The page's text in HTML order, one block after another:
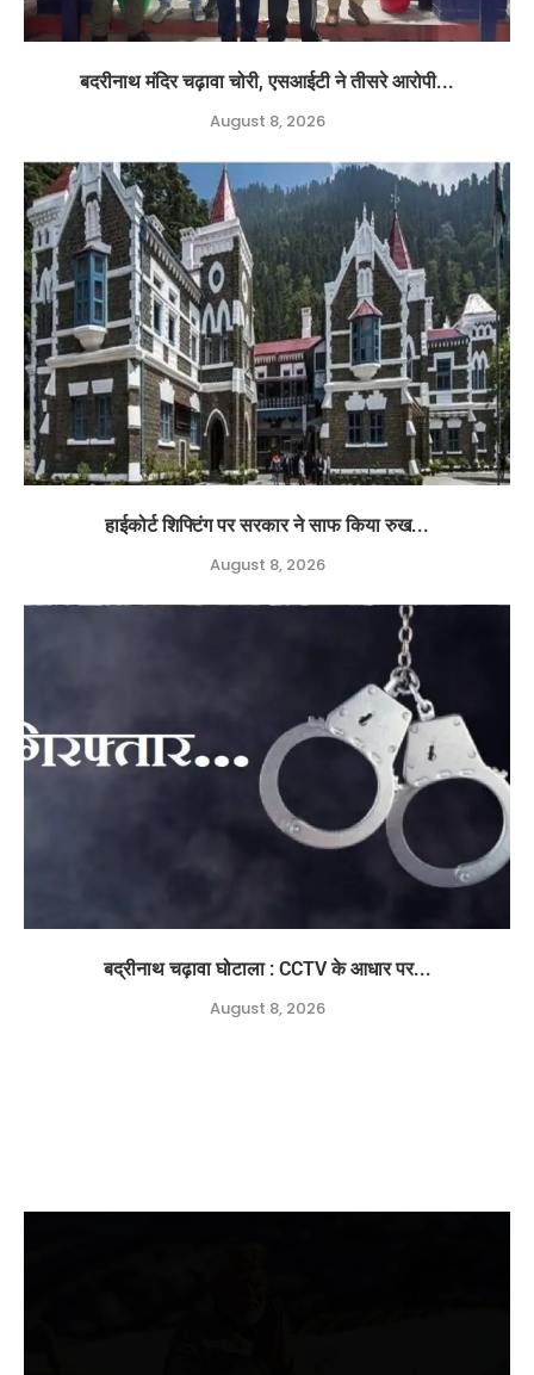
बदरीनाथ मंदिर चढ़ावा चोरी, एसआईटी ने तीसरे आरोपी...
August 8, 2026
हाईकोर्ट शिफ्टिंग पर सरकार ने साफ किया रुख...
August 8, 2026
बद्रीनाथ चढ़ावा घोटाला : CCTV के आधार पर...
August 8, 2026